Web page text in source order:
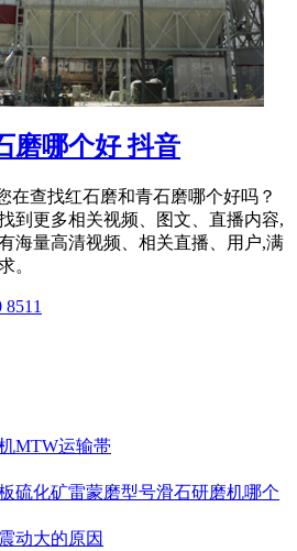
磨哪个好 抖音
在查找红石磨和青石磨哪个好吗？
到更多相关视频、图文、直播内容,
海量高清视频、相关直播、用户,满
。
MTW运输帯
硫化矿雷蒙磨型号滑石研磨机哪个
动大的原因